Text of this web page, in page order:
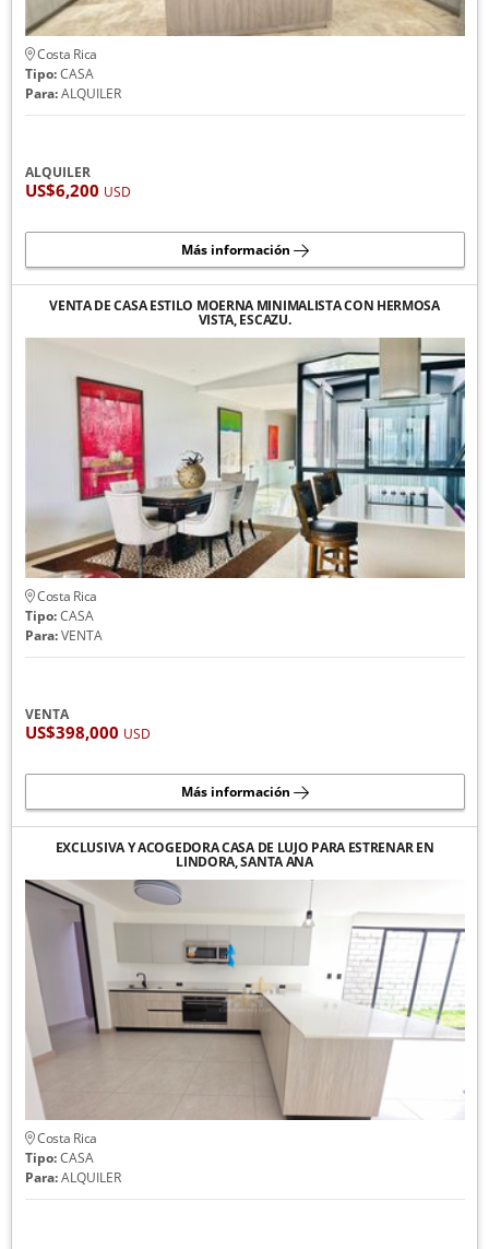
Costa Rica
Tipo:CASA
Para:ALQUILER
ALQUILER
US$6,200 USD
Más información
VENTA DE CASA ESTILO MOERNA MINIMALISTA CON HERMOSA
VISTA, ESCAZU.
Costa Rica
Tipo:CASA
Para:VENTA
VENTA
US$398,000 USD
Más información
EXCLUSIVA Y ACOGEDORA CASA DE LUJO PARA ESTRENAR EN
LINDORA, SANTA ANA
Costa Rica
Tipo:CASA
Para:ALQUILER